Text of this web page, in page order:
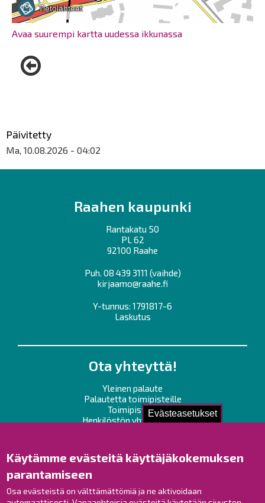
Evästeasetukset
Käytämme evästeitä käyttäjäkokemuksen
parantamiseen
Osa evästeistä on välttämättömiä ja ne aktivoidaan
Avaa suurempi kartta uudessa ikkunassa
Päivitetty
Ma, 10.08.2026 - 04:02
Raahen kaupunki
Rantakatu 50
PL 62
92100 Raahe
Puh. 08 439 3111 (vaihde)
kirjaamo@raahe.fi
Y-tunnus: 1791817-6
Laskutus
Ota yhteyttä!
Yleinen palaute
Palautetta toimipisteille
Toimipisteet
Henkilöstön yhteystiedot
Raahe Facebookissa
Raahe Instagramissa
Raahe LinkedInissä